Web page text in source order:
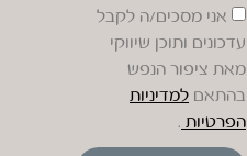
אני מסכים/ה לקבל
עדכונים ותוכן שיווקי
מאת ציפור הנפש
בהתאם למדיניות
הפרטיות .